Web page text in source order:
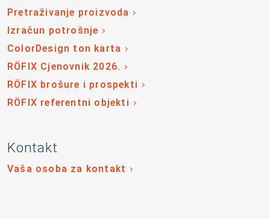
Pretraživanje proizvoda
Izračun potrošnje
ColorDesign ton karta
RÖFIX Cjenovnik 2026.
RÖFIX brošure i prospekti
RÖFIX referentni objekti
Kontakt
Vaša osoba za kontakt